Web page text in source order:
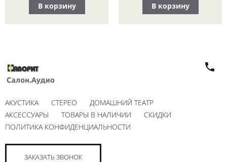
В корзину В корзину
АКУСТИКА СТЕРЕО
ДОМАШНИЙ ТЕАТР
АКСЕССУАРЫ
ТОВАРЫ В НАЛИЧИИ
СКИДКИ
ПОЛИТИКА КОНФИДЕНЦИАЛЬНОСТИ
ЗАКАЗАТЬ ЗВОНОК